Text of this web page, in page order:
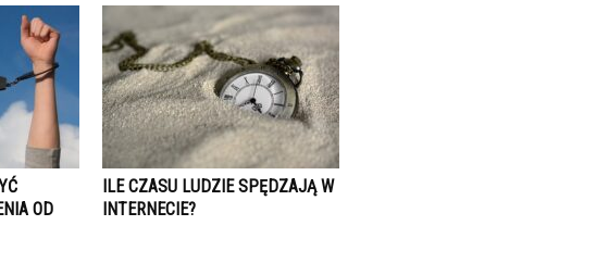
OD
ILE CZASU LUDZIE SPĘDZAJĄ W
INTERNECIE?